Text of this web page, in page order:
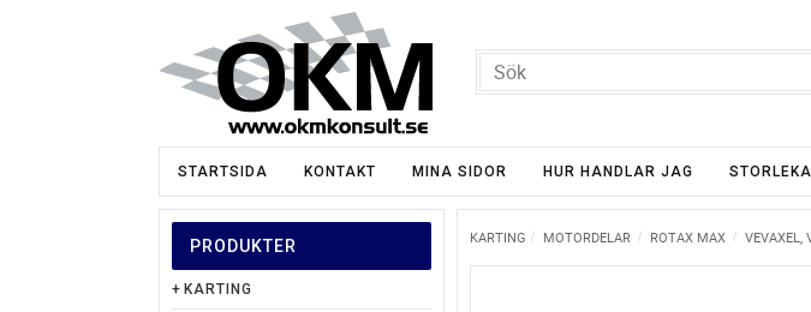
STARTSIDA KONTAKT MINA SIDOR HUR HANDLAR JAG
KARTING MOTORDELAR ROTAX MAX VEVAXEL,
PRODUKTER
KARTING